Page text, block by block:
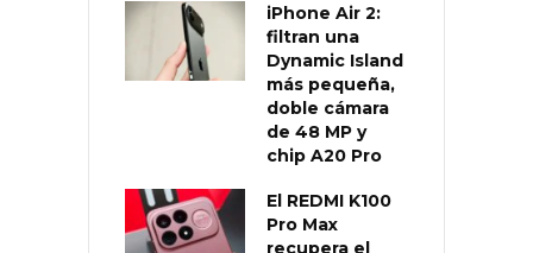
iPhone Air 2:
filtran una
Dynamic Island
más pequeña,
doble cámara
de 48 MP y
chip A20 Pro
El REDMI K100
Pro Max
recupera el